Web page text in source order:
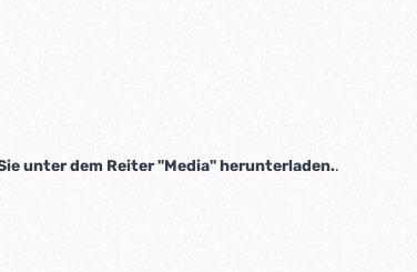
unter dem Reiter "Media" herunterladen..